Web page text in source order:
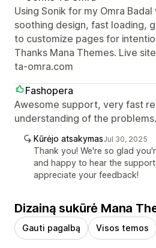
Using Sonik for my Omra
soothing design, fast loading,
to customize pages for
Thanks Mana Themes. Live
ta-omra.com
Fashopera
Awesome support, very fast
understanding of the
Kūrėjo atsakymasJul 30, 2025
Thank you! We're so glad
and happy to hear the support
appreciate your feedback!
Dizainą sukūrė Mana
Gauti pagalbą Visos temos